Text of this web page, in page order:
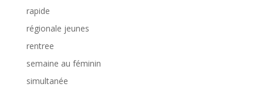
rapide
régionale jeunes
rentree
semaine au féminin
simultanée